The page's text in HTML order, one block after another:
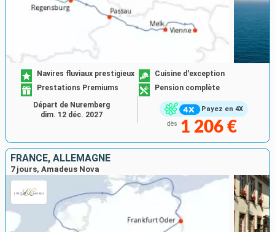
Payez en 4X
Navires fluviaux prestigieux
Cuisine d'exception
Prestations Premiums
Pension complète
dès 1 206 €
Départ de Nuremberg
dim. 12 déc. 2027
FRANCE, ALLEMAGNE
7 jours, Amadeus Nova